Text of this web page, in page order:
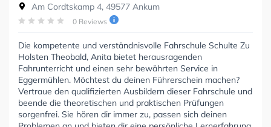
Am Cordtskamp 4, 49577 Ankum
0 Reviews
Die kompetente und verständnisvolle Fahrschule Schulte Zu
Holsten Theobald, Anita bietet herausragenden
Fahrunterricht und einen sehr bewährten Service in
Eggermühlen. Möchtest du deinen Führerschein machen?
Vertraue den qualifizierten Ausbildern dieser Fahrschule und
beende die theoretischen und praktischen Prüfungen
sorgenfrei. Sie hören dir immer zu, passen sich deinen